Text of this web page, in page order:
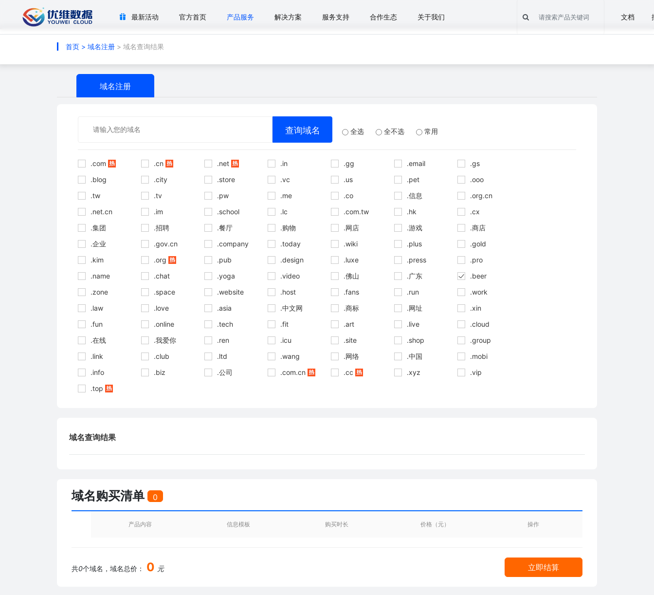
最新活动 官方首页 产品服务 解决方案 服务支持 合作生态 关于我们 文档
首页 > 域名注册 > 域名查询结果
域名注册
全选 全不选 常用
.com .cn .net .in .gg .email
.gs
.blog
.city .store .vc .us .pet
.ooo
.tw
.tv .pw .me .co .信息
.org.cn
.net.cn
.im .school .lc .com.tw .hk
.cx
.集团
.招聘 .餐厅 .购物 .网店 .游戏
.商店
.企业
.gov.cn .company .today .wiki .plus
.gold
.kim
.org .pub .design .luxe .press
.pro
.name
.chat .yoga .video .佛山 .广东
.beer
.zone
.space .website .host .fans .run
.work
.law
.love .asia .中文网 .商标 .网址
.xin
.fun
.online .tech .fit .art .live
.cloud
.在线
.我爱你 .ren .icu .site .shop
.group
.link
.club .ltd .wang .网络 .中国
.mobi
.info
.biz .公司 .com.cn .cc .xyz
.vip
.top
域名查询结果
域名购买清单 0
产品内容 信息模板 购买时长 价格（元） 操作
共0个域名，域名总价： 0 元 立即结算